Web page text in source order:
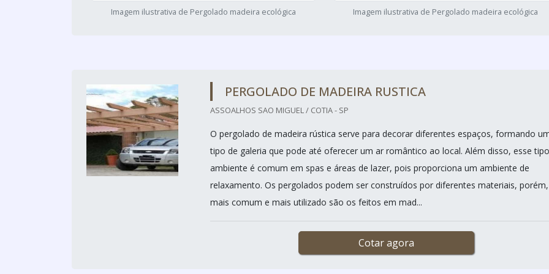
Imagem ilustrativa de Pergolado madeira ecológica Imagem ilustrativa de Pergolado madeira ecológica
PERGOLADO DE MADEIRA RUSTICA
ASSOALHOS SAO MIGUEL / COTIA - SP
O pergolado de madeira rústica serve para decorar diferentes espaços, formando
tipo de galeria que pode até oferecer um ar romântico ao local. Além disso, esse
ambiente é comum em spas e áreas de lazer, pois proporciona um ambiente de
relaxamento. Os pergolados podem ser construídos por diferentes materiais,
mais comum e mais utilizado são os feitos em mad...
Cotar agora